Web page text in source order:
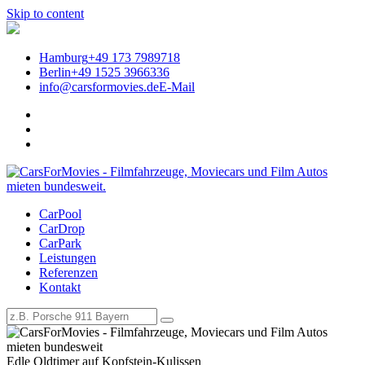
Skip to content
Hamburg+49 173 7989718
Berlin+49 1525 3966336
info@carsformovies.deE-Mail
Historische Karossen für den
blonden Hans | CarsForMovies
– Filmautos, Filmfahrzeuge und
Oldtimer mieten
CarPool
CarDrop
CarPark
Leistungen
Referenzen
Kontakt
Edle Oldtimer auf Kopfstein-Kulissen